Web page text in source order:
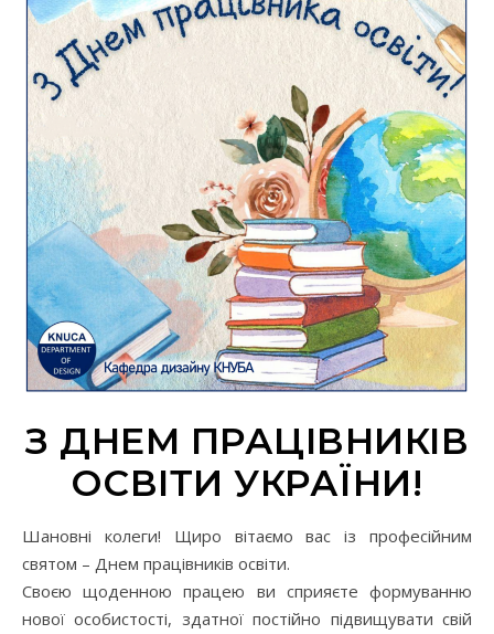
З ДНЕМ ПРАЦІВНИКІВ
ОСВІТИ УКРАЇНИ!
Шановні колеги! Щиро вітаємо вас із професійним
святом – Днем працівників освіти.
Своєю щоденною працею ви сприяєте формуванню
нової особистості, здатної постійно підвищувати свій